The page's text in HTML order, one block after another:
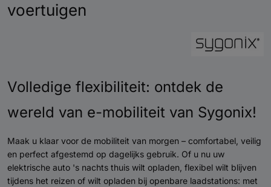
voertuigen
Volledige flexibiliteit: ontdek de
wereld van e-mobiliteit van Sygonix!
Maak u klaar voor de mobiliteit van morgen – comfortabel, veilig
en perfect afgestemd op dagelijks gebruik. Of u nu uw
elektrische auto 's nachts thuis wilt opladen, flexibel wilt blijven
tijdens het reizen of wilt opladen bij openbare laadstations: met